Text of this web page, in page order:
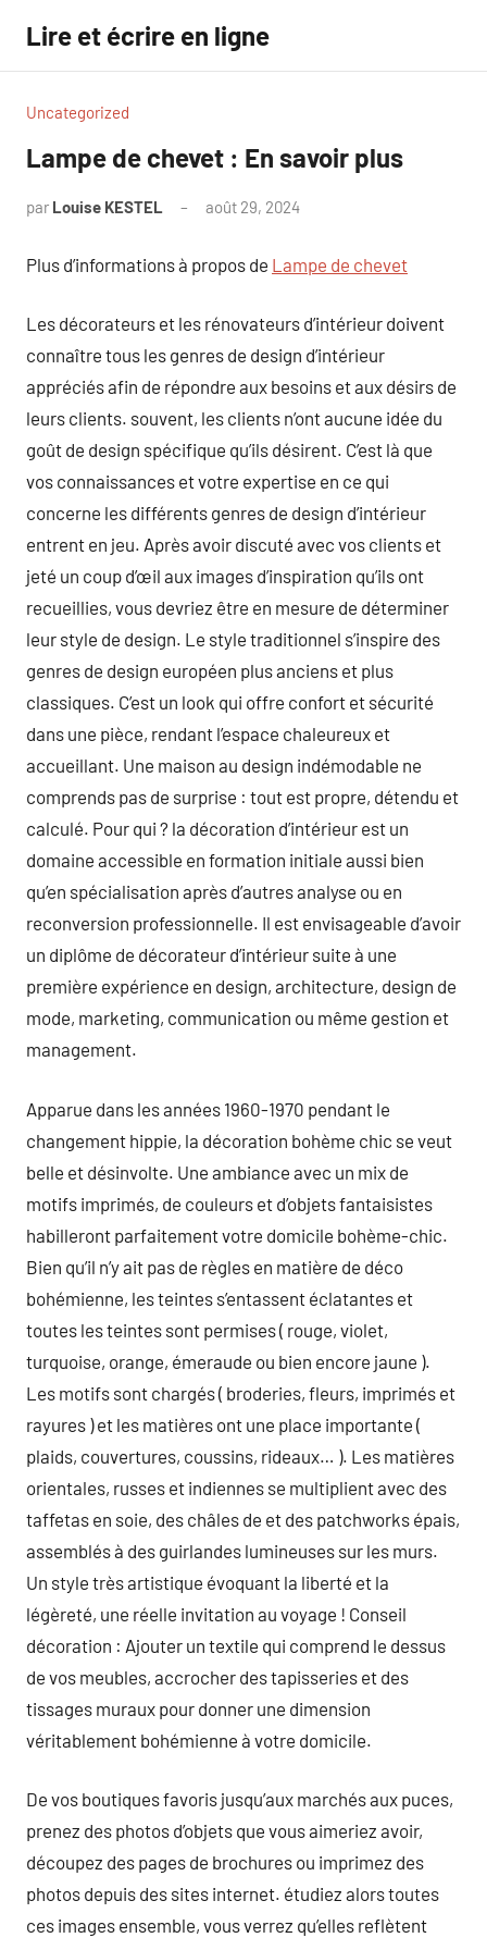
contenu
Lire et écrire en ligne
Uncategorized
Lampe de chevet : En savoir plus
par Louise KESTEL août 29, 2024
Plus d’informations à propos de Lampe de chevet
Les décorateurs et les rénovateurs d’intérieur doivent
connaître tous les genres de design d’intérieur
appréciés afin de répondre aux besoins et aux désirs de
leurs clients. souvent, les clients n’ont aucune idée du
goût de design spécifique qu’ils désirent. C’est là que
vos connaissances et votre expertise en ce qui
concerne les différents genres de design d’intérieur
entrent en jeu. Après avoir discuté avec vos clients et
jeté un coup d’œil aux images d’inspiration qu’ils ont
recueillies, vous devriez être en mesure de déterminer
leur style de design. Le style traditionnel s’inspire des
genres de design européen plus anciens et plus
classiques. C’est un look qui offre confort et sécurité
dans une pièce, rendant l’espace chaleureux et
accueillant. Une maison au design indémodable ne
comprends pas de surprise : tout est propre, détendu et
calculé. Pour qui ? la décoration d’intérieur est un
domaine accessible en formation initiale aussi bien
qu’en spécialisation après d’autres analyse ou en
reconversion professionnelle. Il est envisageable d’avoir
un diplôme de décorateur d’intérieur suite à une
première expérience en design, architecture, design de
mode, marketing, communication ou même gestion et
management.
Apparue dans les années 1960-1970 pendant le
changement hippie, la décoration bohème chic se veut
belle et désinvolte. Une ambiance avec un mix de
motifs imprimés, de couleurs et d’objets fantaisistes
habilleront parfaitement votre domicile bohème-chic.
Bien qu’il n’y ait pas de règles en matière de déco
bohémienne, les teintes s’entassent éclatantes et
toutes les teintes sont permises ( rouge, violet,
turquoise, orange, émeraude ou bien encore jaune ).
Les motifs sont chargés ( broderies, fleurs, imprimés et
rayures ) et les matières ont une place importante (
plaids, couvertures, coussins, rideaux… ). Les matières
orientales, russes et indiennes se multiplient avec des
taffetas en soie, des châles de et des patchworks épais,
assemblés à des guirlandes lumineuses sur les murs.
Un style très artistique évoquant la liberté et la
légèreté, une réelle invitation au voyage ! Conseil
décoration : Ajouter un textile qui comprend le dessus
de vos meubles, accrocher des tapisseries et des
tissages muraux pour donner une dimension
véritablement bohémienne à votre domicile.
De vos boutiques favoris jusqu’aux marchés aux puces,
prenez des photos d’objets que vous aimeriez avoir,
découpez des pages de brochures ou imprimez des
photos depuis des sites internet. étudiez alors toutes
ces images ensemble, vous verrez qu’elles reflètent